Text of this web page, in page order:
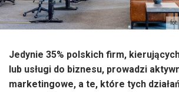
Jedynie 35% polskich firm,
lub usługi do biznesu, prowadzi
marketingowe, a te, które tych